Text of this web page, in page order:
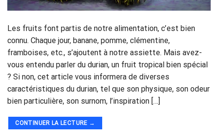
Les fruits font partis de notre alimentation, c’est bien
connu. Chaque jour, banane, pomme, clémentine,
framboises, etc., s’ajoutent à notre assiette. Mais avez-
vous entendu parler du durian, un fruit tropical bien spécial
? Si non, cet article vous informera de diverses
caractéristiques du durian, tel que son physique, son odeur
bien particulière, son surnom, l’inspiration […]
CONTINUER LA LECTURE →